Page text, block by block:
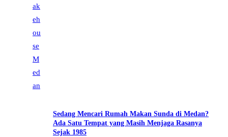
Sedang Mencari Rumah Makan Sunda di Medan?
Ada Satu Tempat yang Masih Menjaga Rasanya
Sejak 1985